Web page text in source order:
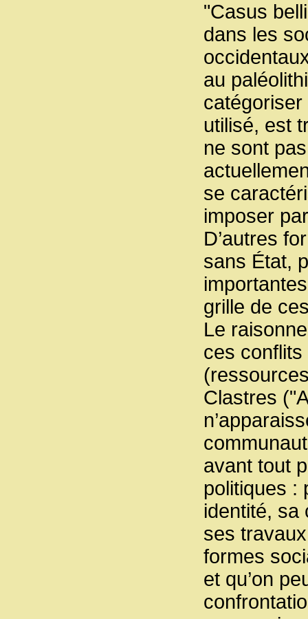
"Casus
dans les
au
utilisé, est
ne sont
se
imposer
D’autres
sans État,
grille de
Le
ces
Clastres
avant tout
politiques :
identité, sa
ses
formes
et qu’on